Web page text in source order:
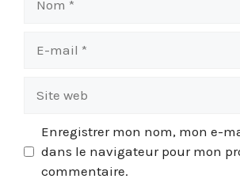
mail
web
Enregistrer mon nom, mon e-
dans le navigateur pour mon
commentaire.